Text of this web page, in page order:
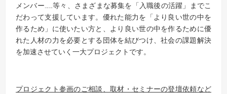
メンバー……等々、さまざまな募集を「入職後の活躍」までこ
だわって支援しています。優れた能力を「より良い世の中を
作るため」に使いたい方と、より良い世の中を作るために優
れた人材の力を必要とする団体を結びつけ、社会の課題解決
を加速させていく一大プロジェクトです。
プロジェクト参画のご相談、取材・セミナーの登壇依頼など